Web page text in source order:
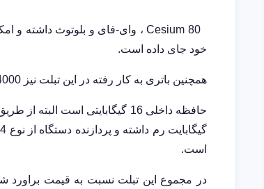
خود جای داده است.
همچنین باتری به کار رفته در این تبلت نیز 4000 میلی‌آمپر تعریف‌شده که از طریق مینی یو اس بی شارژ می‌شود.
است.
در مجموع این تبلت نسبت به قیمت براورد